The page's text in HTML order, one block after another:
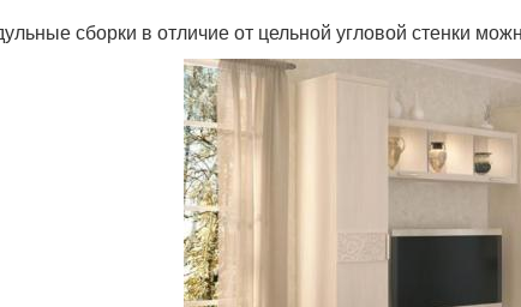
сборки в отличие от цельной угловой стенки